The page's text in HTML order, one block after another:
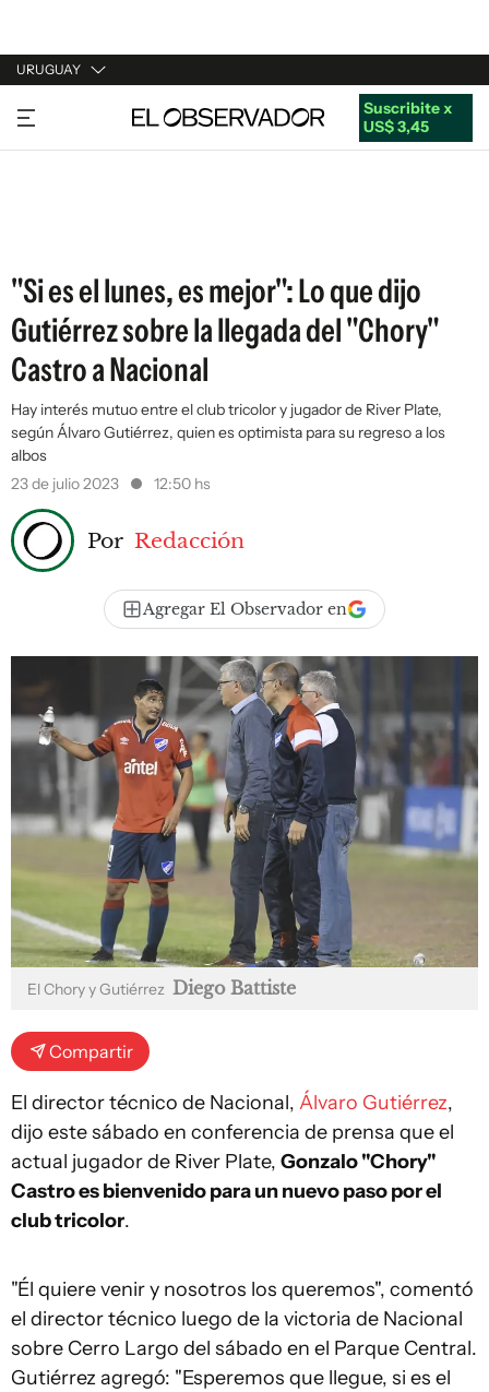
URUGUAY
URUGUAY
ARGENTINA
Suscribite x
US$ 3,45
"Si es el lunes, es mejor": Lo que dijo
Gutiérrez sobre la llegada del "Chory"
Castro a Nacional
Hay interés mutuo entre el club tricolor y jugador de River Plate,
según Álvaro Gutiérrez, quien es optimista para su regreso a los
albos
23 de julio 2023
12:50 hs
Por Redacción
Agregar El Observador en
El Chory y Gutiérrez Diego Battiste
Compartir
El director técnico de Nacional, Álvaro Gutiérrez,
dijo este sábado en conferencia de prensa que el
actual jugador de River Plate, Gonzalo "Chory"
Castro es bienvenido para un nuevo paso por el
club tricolor.
"Él quiere venir y nosotros los queremos", comentó
el director técnico luego de la victoria de Nacional
sobre Cerro Largo del sábado en el Parque Central.
Gutiérrez agregó: "Esperemos que llegue, si es el